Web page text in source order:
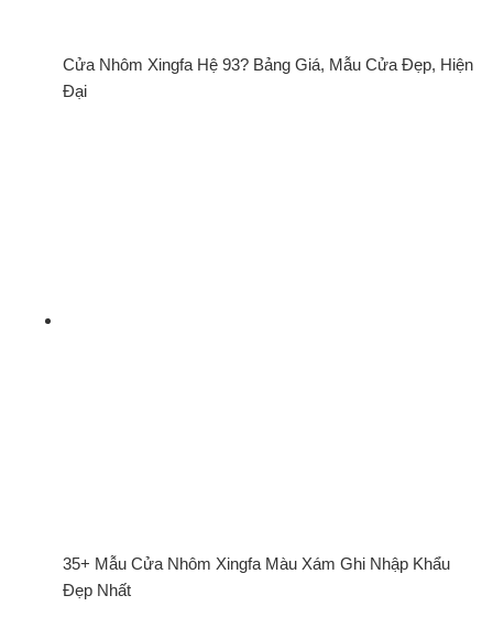
Cửa Nhôm Xingfa Hệ 93? Bảng Giá, Mẫu Cửa Đẹp, Hiện
Đại
35+ Mẫu Cửa Nhôm Xingfa Màu Xám Ghi Nhập Khẩu
Đẹp Nhất